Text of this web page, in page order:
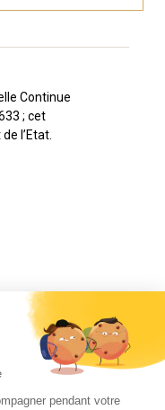
Continue
; cet
l’Etat.